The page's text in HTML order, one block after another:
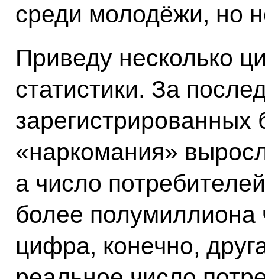
среди молодёжи, но
Приведу несколько
статистики. За
зарегистрированных
«наркомания»
а число
более
цифра, конечно,